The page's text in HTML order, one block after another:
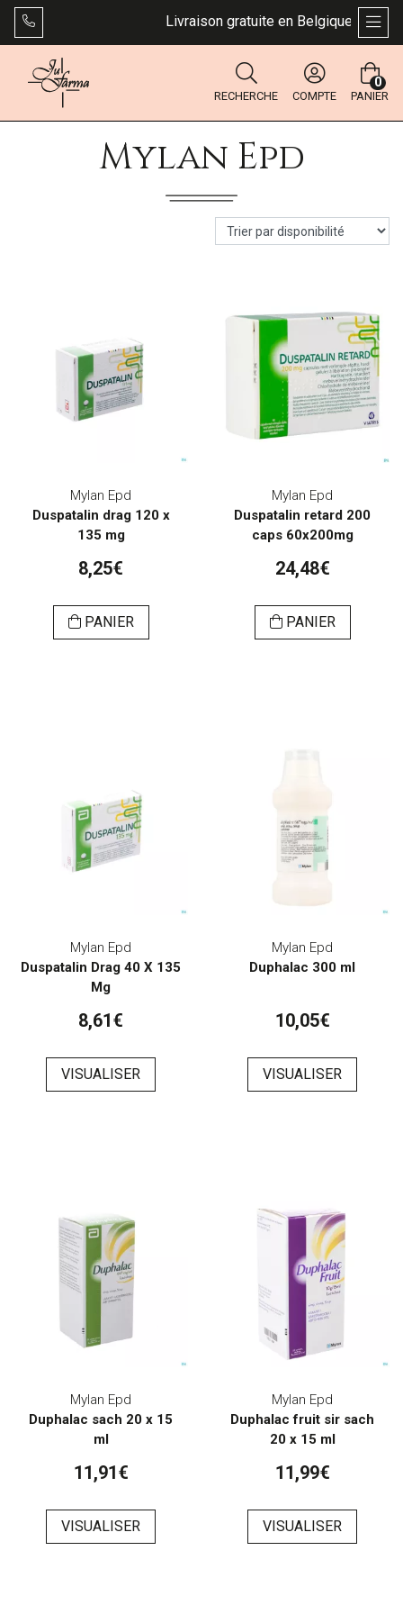
Livraison gratuite en Belgique dès 49
RECHERCHE COMPTE PANIER
0
Mylan Epd
Mylan Epd
Duspatalin drag 120 x
135 mg
8,25€
PANIER
Mylan Epd
Duspatalin retard 200
caps 60x200mg
24,48€
PANIER
Mylan Epd
Duspatalin Drag 40 X 135
Mg
8,61€
VISUALISER
Mylan Epd
Duphalac 300 ml
10,05€
VISUALISER
Mylan Epd
Duphalac sach 20 x 15
ml
11,91€
VISUALISER
Mylan Epd
Duphalac fruit sir sach
20 x 15 ml
11,99€
VISUALISER